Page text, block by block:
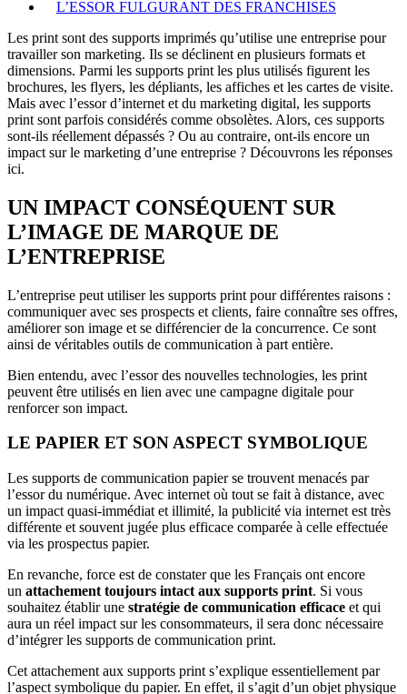
L’ESSOR FULGURANT DES FRANCHISES
Les print sont des supports imprimés qu’utilise une entreprise pour
travailler son marketing. Ils se déclinent en plusieurs formats et
dimensions. Parmi les supports print les plus utilisés figurent les
brochures, les flyers, les dépliants, les affiches et les cartes de visite.
Mais avec l’essor d’internet et du marketing digital, les supports
print sont parfois considérés comme obsolètes. Alors, ces supports
sont-ils réellement dépassés ? Ou au contraire, ont-ils encore un
impact sur le marketing d’une entreprise ? Découvrons les réponses
ici.
UN IMPACT CONSÉQUENT SUR
L’IMAGE DE MARQUE DE
L’ENTREPRISE
L’entreprise peut utiliser les supports print pour différentes raisons :
communiquer avec ses prospects et clients, faire connaître ses offres,
améliorer son image et se différencier de la concurrence. Ce sont
ainsi de véritables outils de communication à part entière.
Bien entendu, avec l’essor des nouvelles technologies, les print
peuvent être utilisés en lien avec une campagne digitale pour
renforcer son impact.
LE PAPIER ET SON ASPECT SYMBOLIQUE
Les supports de communication papier se trouvent menacés par
l’essor du numérique. Avec internet où tout se fait à distance, avec
un impact quasi-immédiat et illimité, la publicité via internet est très
différente et souvent jugée plus efficace comparée à celle effectuée
via les prospectus papier.
En revanche, force est de constater que les Français ont encore
un attachement toujours intact aux supports print. Si vous
souhaitez établir une stratégie de communication efficace et qui
aura un réel impact sur les consommateurs, il sera donc nécessaire
d’intégrer les supports de communication print.
Cet attachement aux supports print s’explique essentiellement par
l’aspect symbolique du papier. En effet, il s’agit d’un objet physique